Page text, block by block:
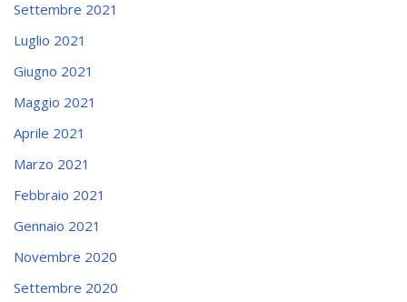
Settembre 2021
Luglio 2021
Giugno 2021
Maggio 2021
Aprile 2021
Marzo 2021
Febbraio 2021
Gennaio 2021
Novembre 2020
Settembre 2020